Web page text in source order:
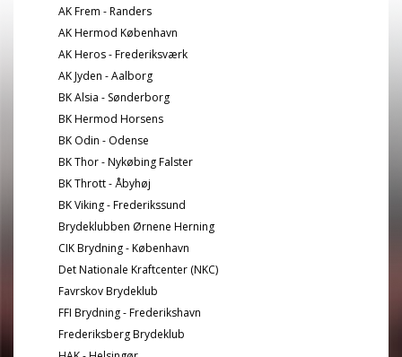
AK Frem - Randers
AK Hermod København
AK Heros - Frederiksværk
AK Jyden - Aalborg
BK Alsia - Sønderborg
BK Hermod Horsens
BK Odin - Odense
BK Thor - Nykøbing Falster
BK Thrott - Åbyhøj
BK Viking - Frederikssund
Brydeklubben Ørnene Herning
CIK Brydning - København
Det Nationale Kraftcenter (NKC)
Favrskov Brydeklub
FFI Brydning - Frederikshavn
Frederiksberg Brydeklub